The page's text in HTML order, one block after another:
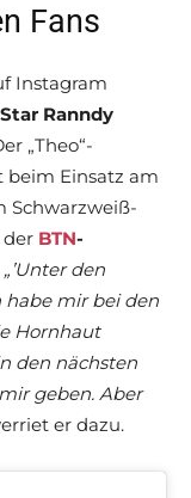
Fans
Instagram
Ranndy
„Theo“-
beim Einsatz am
Schwarzweiß-
der BTN-
„’Unter den
habe mir bei den
Hornhaut
den nächsten
geben. Aber
er dazu.